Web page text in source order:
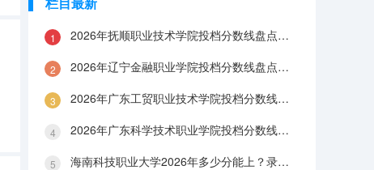
2026年抚顺职业技术学院投档分数线盘点：录取分数、生活与就业指南
2026年辽宁金融职业学院投档分数线盘点：录取分数、生活与就业指南
2026年广东工贸职业技术学院投档分数线盘点：录取分数、生活与就业指南
2026年广东科学技术职业学院投档分数线盘点：录取分数、生活与就业指南
海南科技职业大学2026年多少分能上？录取分数线与生活成本解答